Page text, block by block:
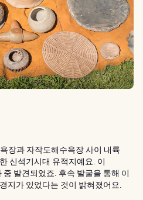
장과 자작도해수욕장 사이 내륙
신석기시대 유적지예요. 이
발견되었죠. 후속 발굴을 통해 이
지가 있었다는 것이 밝혀졌어요.